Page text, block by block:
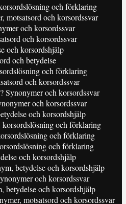
och förklaring
motsatsord och korsordssvar
och korsordssvar
och korsordssvar
och korsordshjälp
och betydelse
och förklaring
och korsordssvar
Synonymer och korsordssvar
och korsordssvar
och korsordshjälp
korsordslösning och förklaring
och förklaring
och förklaring
och korsordshjälp
betydelse och korsordshjälp
och korsordssvar
betydelse och korsordshjälp
motsatsord och korsordssvar